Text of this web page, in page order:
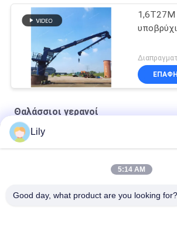
1,6T27M
ΕΠΑΦΉ
Θαλάσσιοι γερανοί
Ναυτικό συρματόσχοινο Premium OUCO
Lily
5:14 AM
Good day, what product are you looking for?